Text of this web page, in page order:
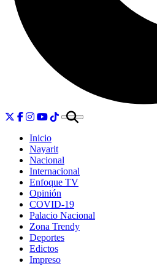
Inicio
Nayarit
Nacional
Internacional
Enfoque TV
Opinión
COVID-19
Palacio Nacional
Zona Trendy
Deportes
Edictos
Impreso